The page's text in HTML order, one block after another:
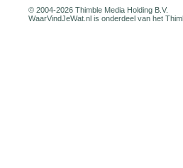
© 2004-2026 Thimble Media Holding B.V.
WaarVindJeWat.nl is onderdeel van het